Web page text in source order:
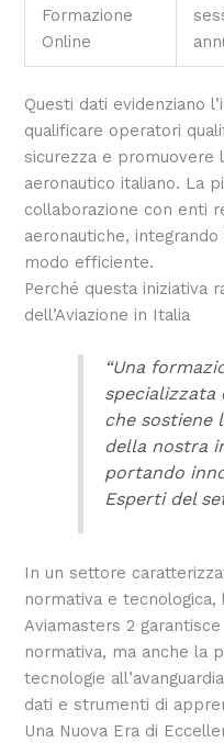
Formazione
Online
Questi dati evidenziano
qualificare operatori
sicurezza e promuovere
aeronautico italiano. La
collaborazione con enti
aeronautiche,
modo efficiente.
Perché questa iniziativa
dell’Aviazione in Italia
“Una
specializzata
che sostiene
della nostra
portando
Esperti del
In un settore
normativa e
Aviamasters 2
normativa, ma anche la
tecnologie
dati e strumenti di
Una Nuova Era di